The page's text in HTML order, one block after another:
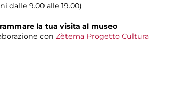
dalle 9.00 alle 19.00)
la tua visita al museo
con Zètema Progetto Cultura